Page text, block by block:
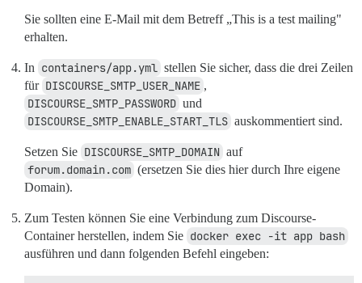
Sie sollten eine E-Mail mit dem Betreff „This is a test mailing"
erhalten.
In containers/app.yml stellen Sie sicher, dass die drei Zeilen
für DISCOURSE_SMTP_USER_NAME ,
DISCOURSE_SMTP_PASSWORD und
DISCOURSE_SMTP_ENABLE_START_TLS auskommentiert sind.
Setzen Sie DISCOURSE_SMTP_DOMAIN auf
forum.domain.com (ersetzen Sie dies hier durch Ihre eigene
Domain).
Zum Testen können Sie eine Verbindung zum Discourse-
Container herstellen, indem Sie docker exec -it app bash
ausführen und dann folgenden Befehl eingeben: